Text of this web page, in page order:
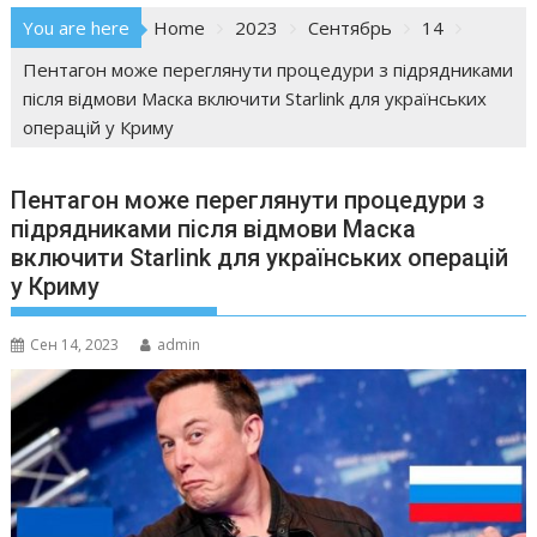
You are here Home 2023 Сентябрь
14
Пентагон може переглянути процедури з підрядниками
після відмови Маска включити Starlink для українських
операцій у Криму
Пентагон може переглянути процедури з
підрядниками після відмови Маска
включити Starlink для українських операцій
у Криму
Сен 14, 2023 admin